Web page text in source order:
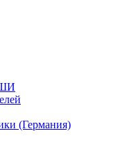
(Германия)